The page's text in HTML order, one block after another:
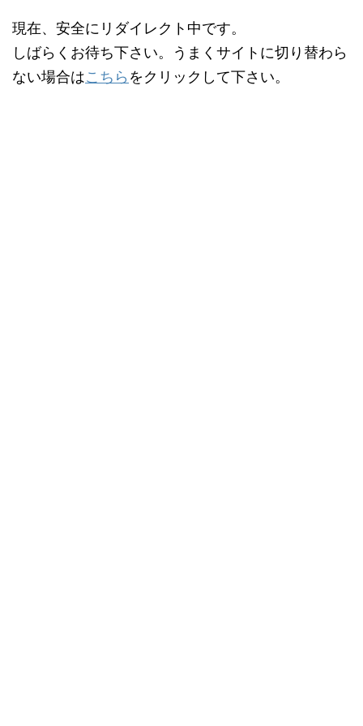
現在、安全にリダイレクト中です。
しばらくお待ち下さい。うまくサイトに切り替わら
ない場合はこちら をクリックして下さい。